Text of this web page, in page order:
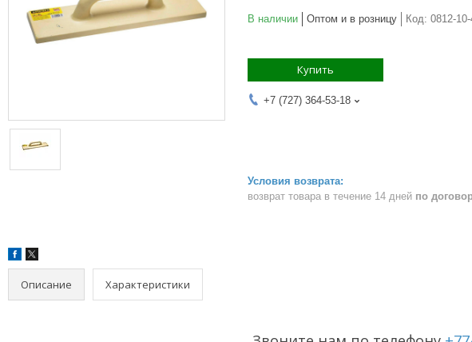
В наличии Оптом и в розницу Код: 0812-
Купить
+7 (727) 364-53-18
возврат товара в течение 14 дней по
Описание Характеристики